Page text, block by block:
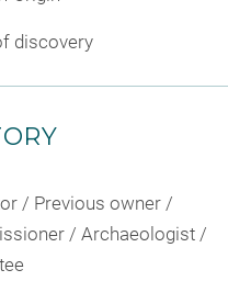
discovery
/ Previous owner /
/ Archaeologist /